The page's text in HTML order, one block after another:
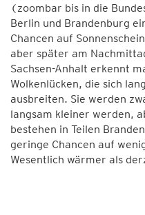
(zoombar bis in die
Berlin und Brandenburg
Chancen auf
aber später am
Sachsen-Anhalt erkennt
Wolkenlücken, die sich
ausbreiten. Sie werden
langsam kleiner werden,
bestehen in Teilen
geringe Chancen auf
Wesentlich wärmer als